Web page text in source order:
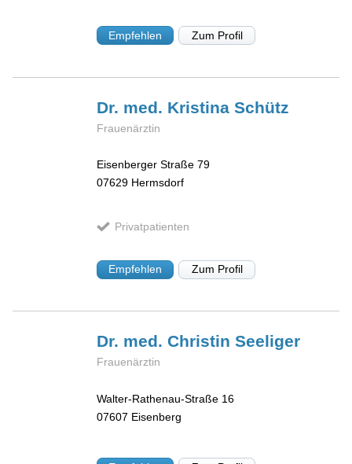
Empfehlen Zum Profil
Dr. med. KristinaSchütz
Frauenärztin
Eisenberger Straße 79
07629 Hermsdorf
Privatpatienten
Empfehlen Zum Profil
Dr. med. ChristinSeeliger
Frauenärztin
Walter-Rathenau-Straße 16
07607 Eisenberg